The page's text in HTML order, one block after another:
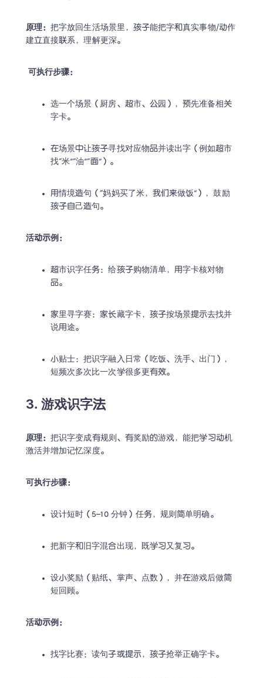
原理：把字放回生活场景里，孩子能把字和真实事物/动作
建立直接联系，理解更深。
可执行步骤：
选一个场景（厨房、超市、公园），预先准备相关
字卡。
在场景中让孩子寻找对应物品并读出字（例如超市
找“米”“油”“面”）。
用情境造句（“妈妈买了米，我们来做饭”），鼓励
孩子自己造句。
活动示例：
超市识字任务：给孩子购物清单，用字卡核对物
品。
家里寻字赛：家长藏字卡，孩子按场景提示去找并
说用途。
小贴士：把识字融入日常（吃饭、洗手、出门），
短频次多次比一次学很多更有效。
3. 游戏识字法
原理：把识字变成有规则、有奖励的游戏，能把学习动机
激活并增加记忆深度。
可执行步骤：
设计短时（5–10 分钟）任务，规则简单明确。
把新字和旧字混合出现，既学习又复习。
设小奖励（贴纸、掌声、点数），并在游戏后做简
短回顾。
活动示例：
找字比赛：读句子或提示，孩子抢举正确字卡。